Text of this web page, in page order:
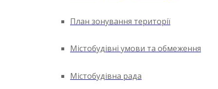
План зонування території
Містобудівні умови та обмеження
Містобудівна рада